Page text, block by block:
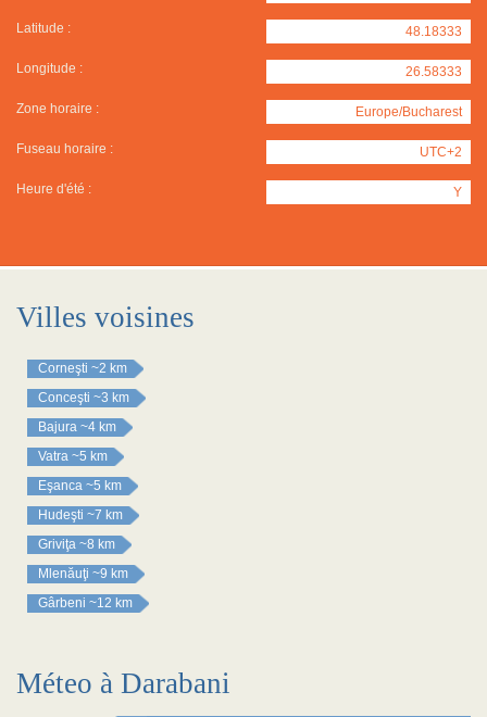
Latitude : 48.18333
Longitude : 26.58333
Zone horaire : Europe/Bucharest
Fuseau horaire : UTC+2
Heure d'été : Y
Villes voisines
Corneşti ~2 km
Conceşti ~3 km
Bajura ~4 km
Vatra ~5 km
Eşanca ~5 km
Hudeşti ~7 km
Griviţa ~8 km
Mlenăuţi ~9 km
Gârbeni ~12 km
Méteo à Darabani